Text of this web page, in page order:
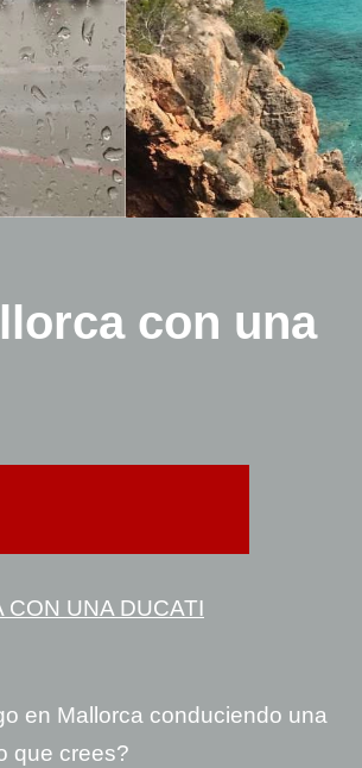
con una
UNA DUCATI
en Mallorca conduciendo una
que crees?